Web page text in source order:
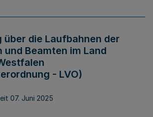
über die Laufbahnen der
und Beamten im Land
- LVO)
07. Juni 2025